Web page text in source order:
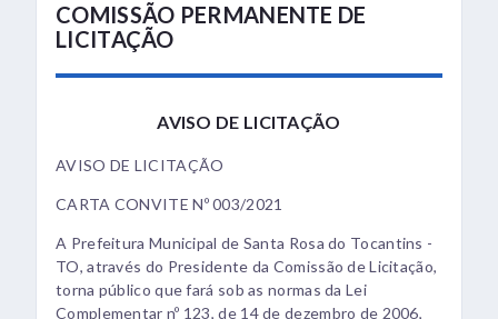
COMISSÃO PERMANENTE DE
LICITAÇÃO
AVISO DE LICITAÇÃO
AVISO DE LICITAÇÃO
CARTA CONVITE Nº 003/2021
A Prefeitura Municipal de Santa Rosa do Tocantins -
TO, através do Presidente da Comissão de Licitação,
torna público que fará sob as normas da Lei
Complementar nº 123, de 14 de dezembro de 2006,